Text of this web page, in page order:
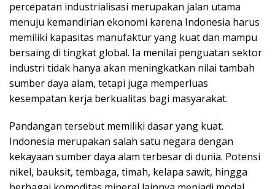
percepatan industrialisasi merupakan jalan utama
menuju kemandirian ekonomi karena Indonesia harus
memiliki kapasitas manufaktur yang kuat dan mampu
bersaing di tingkat global. Ia menilai penguatan sektor
industri tidak hanya akan meningkatkan nilai tambah
sumber daya alam, tetapi juga memperluas
kesempatan kerja berkualitas bagi masyarakat.
Pandangan tersebut memiliki dasar yang kuat.
Indonesia merupakan salah satu negara dengan
kekayaan sumber daya alam terbesar di dunia. Potensi
nikel, bauksit, tembaga, timah, kelapa sawit, hingga